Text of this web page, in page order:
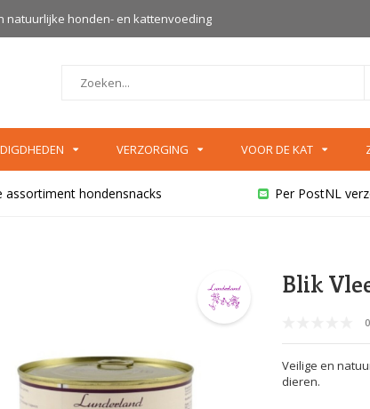
natuurlijke honden- en kattenvoeding
VERZORGING VOOR DE KAT
assortiment hondensnacks Per PostNL
Blik
Veilige en
dieren.